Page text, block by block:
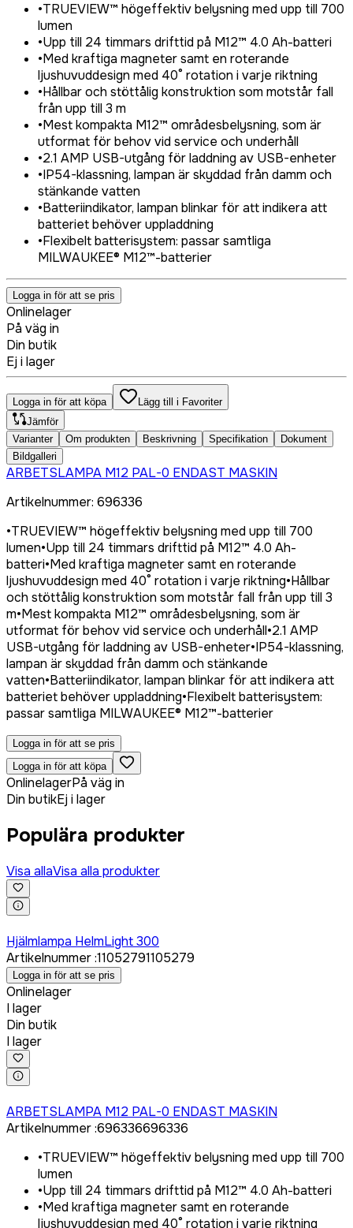
•TRUEVIEW™ högeffektiv belysning med upp till 700
lumen
•Upp till 24 timmars drifttid på M12™ 4.0 Ah-batteri
•Med kraftiga magneter samt en roterande
ljushuvuddesign med 40° rotation i varje riktning
•Hållbar och stöttålig konstruktion som motstår fall
från upp till 3 m
•Mest kompakta M12™ områdesbelysning, som är
utformat för behov vid service och underhåll
•2.1 AMP USB-utgång för laddning av USB-enheter
•IP54-klassning, lampan är skyddad från damm och
stänkande vatten
•Batteriindikator, lampan blinkar för att indikera att
batteriet behöver uppladdning
•Flexibelt batterisystem: passar samtliga
MILWAUKEE® M12™-batterier
Logga in för att se pris
Onlinelager
På väg in
Din butik
Ej i lager
Logga in för att köpa
Lägg till i Favoriter
Jämför
Varianter
Om produkten Beskrivning Specifikation
Dokument
Bildgalleri
ARBETSLAMPA M12 PAL-0 ENDAST MASKIN
Artikelnummer: 696336
•TRUEVIEW™ högeffektiv belysning med upp till 700
lumen•Upp till 24 timmars drifttid på M12™ 4.0 Ah-
batteri•Med kraftiga magneter samt en roterande
ljushuvuddesign med 40° rotation i varje riktning•Hållbar
och stöttålig konstruktion som motstår fall från upp till 3
m•Mest kompakta M12™ områdesbelysning, som är
utformat för behov vid service och underhåll•2.1 AMP
USB-utgång för laddning av USB-enheter•IP54-klassning,
lampan är skyddad från damm och stänkande
vatten•Batteriindikator, lampan blinkar för att indikera att
batteriet behöver uppladdning•Flexibelt batterisystem:
passar samtliga MILWAUKEE® M12™-batterier
Logga in för att se pris
Logga in för att köpa
OnlinelagerPå väg in
Din butikEj i lager
Populära produkter
Visa allaVisa alla produkter
Hjälmlampa HelmLight 300
Artikelnummer:11052791105279
Logga in för att se pris
Onlinelager
I lager
Din butik
I lager
ARBETSLAMPA M12 PAL-0 ENDAST MASKIN
Artikelnummer:696336696336
•TRUEVIEW™ högeffektiv belysning med upp till 700
lumen
•Upp till 24 timmars drifttid på M12™ 4.0 Ah-batteri
•Med kraftiga magneter samt en roterande
ljushuvuddesign med 40° rotation i varje riktning